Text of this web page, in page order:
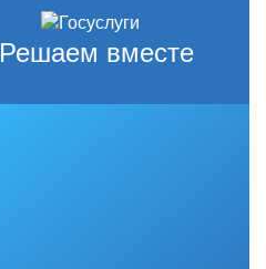
Решаем вместе